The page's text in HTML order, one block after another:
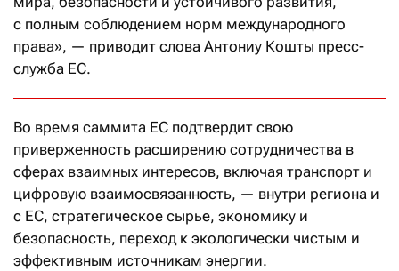
с полным соблюдением норм международного
права», — приводит слова Антониу Кошты пресс-
служба ЕС.
Во время саммита ЕС подтвердит свою
приверженность расширению сотрудничества в
сферах взаимных интересов, включая транспорт и
цифровую взаимосвязанность, — внутри региона и
с ЕС, стратегическое сырье, экономику и
безопасность, переход к экологически чистым и
эффективным источникам энергии.